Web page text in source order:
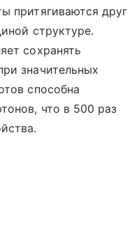
притягиваются друг
структуре.
сохранять
значительных
способна
что в 500 раз